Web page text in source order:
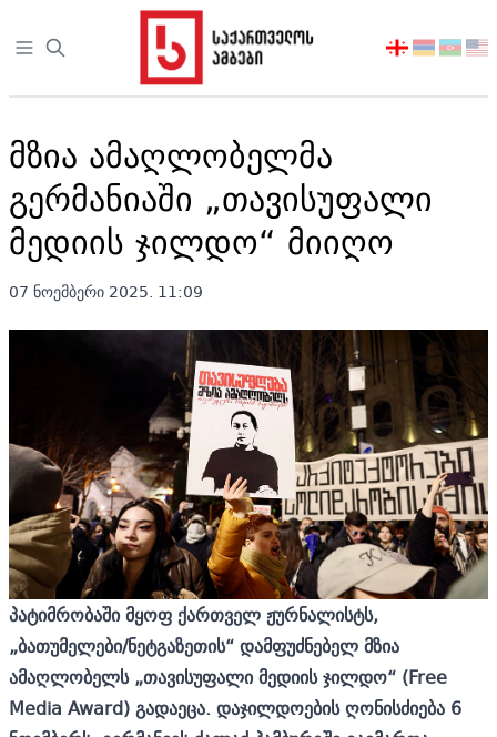
Open sidebar
აირჩიეთ
მზია ამაღლობელმა
გერმანიაში „თავისუფალი
მედიის ჯილდო“ მიიღო
07 ნოემბერი 2025. 11:09
პატიმრობაში მყოფ ქართველ ჟურნალისტს,
„ბათუმელები/ნეტგაზეთის“ დამფუძნებელ მზია
ამაღლობელს„თავისუფალი მედიისჯილდო“ (Free
Media Award)გადაეცა. დაჯილდოებისღონისძიება 6